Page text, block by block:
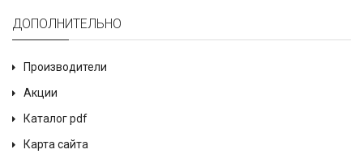
ДОПОЛНИТЕЛЬНО
Производители
Акции
Каталог pdf
Карта сайта